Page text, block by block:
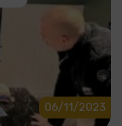
06/11/2023